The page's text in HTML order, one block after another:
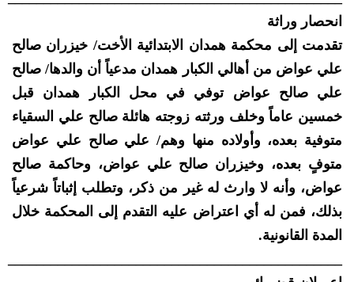
انحصار وراثة
تقدمت إلى محكمة همدان الابتدائية الأخت/ خيزران صالح
علي عواض من أهالي الكبار همدان مدعياً أن والدها/ صالح
علي صالح عواض توفي في محل الكبار همدان قبل
خمسين عاماً وخلف ورثته زوجته هائلة صالح علي السقياء
متوفية بعده، وأولاده منها وهم/ علي صالح علي عواض
متوفٍ بعده، وخيزران صالح علي عواض، وحاكمة صالح
عواض، وأنه لا وارث له غير من ذكر، وتطلب إثباتاً شرعياً
بذلك، فمن له أي اعتراض عليه التقدم إلى المحكمة خلال
المدة القانونية.